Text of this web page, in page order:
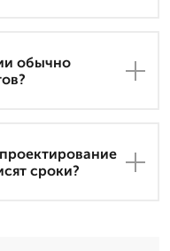
обычно
сроки?